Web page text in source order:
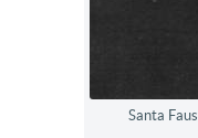
Santa